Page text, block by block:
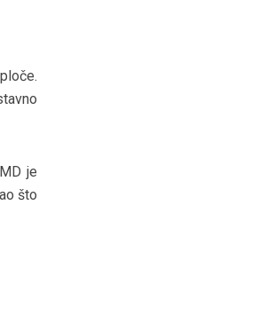
je
što